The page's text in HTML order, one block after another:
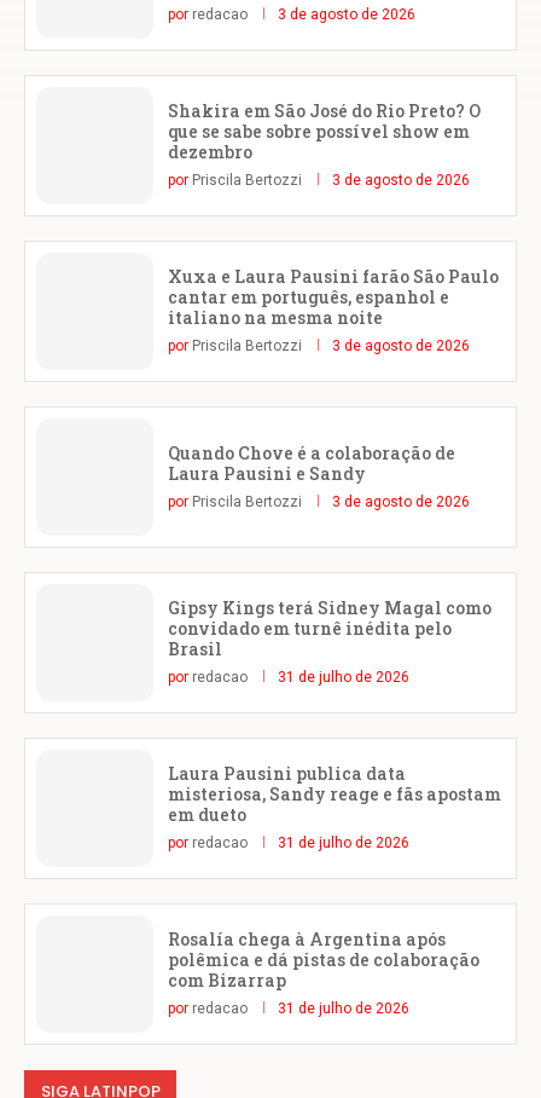
por redacao 3 de agosto de 2026
Shakira em São José do Rio Preto? O
que se sabe sobre possível show em
dezembro
por Priscila Bertozzi 3 de agosto de 2026
Xuxa e Laura Pausini farão São Paulo
cantar em português, espanhol e
italiano na mesma noite
por Priscila Bertozzi 3 de agosto de 2026
Quando Chove é a colaboração de
Laura Pausini e Sandy
por Priscila Bertozzi 3 de agosto de 2026
Gipsy Kings terá Sidney Magal como
convidado em turnê inédita pelo
Brasil
por redacao 31 de julho de 2026
Laura Pausini publica data
misteriosa, Sandy reage e fãs apostam
em dueto
por redacao 31 de julho de 2026
Rosalía chega à Argentina após
polêmica e dá pistas de colaboração
com Bizarrap
por redacao 31 de julho de 2026
SIGA LATINPOP